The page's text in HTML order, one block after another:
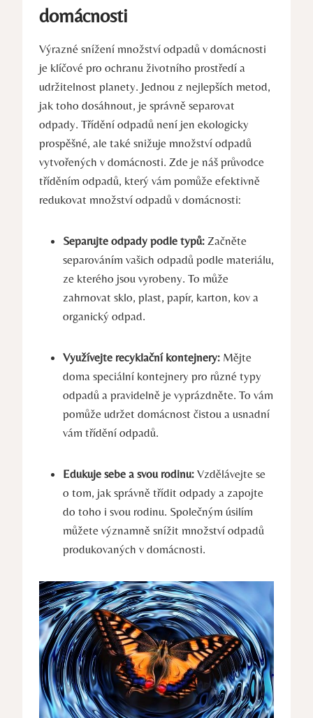
domácnosti
Výrazné snížení množství odpadů v domácnosti
je klíčové⁤ pro ochranu ⁤životního prostředí ‍a
udržitelnost planety. Jednou z nejlepších metod,
jak toho dosáhnout,⁢ je správně separovat‍
odpady. Třídění odpadů není jen ekologicky
prospěšné, ale také ‍snižuje množství odpadů
‌vytvořených v domácnosti. Zde je náš průvodce
tříděním odpadů, který vám pomůže⁢ efektivně
redukovat množství odpadů v domácnosti:
Separujte odpady podle typů: Začněte
separováním ​vašich ‌odpadů podle materiálu,
ze kterého jsou vyrobeny. To může
zahrnovat sklo, plast, papír, karton, kov a
organický odpad.
Využívejte recyklační kontejnery: Mějte
doma speciální kontejnery pro různé typy
odpadů a pravidelně je vyprázdněte. To vám
pomůže udržet domácnost⁤ čistou a usnadní
vám ​třídění odpadů.
Edukuje‌ sebe a svou rodinu: Vzdělávejte se
o tom, jak správně třídit odpady a zapojte
do toho i svou rodinu. Společným úsilím
můžete významně snížit‍ množství odpadů
produkovaných‌ v domácnosti.